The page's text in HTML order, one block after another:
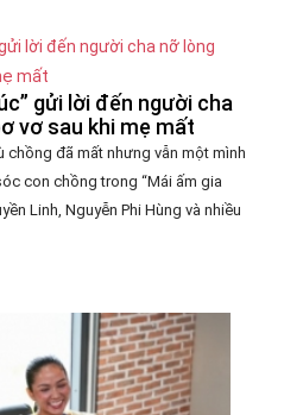
gửi lời đến người cha
vơ sau khi mẹ mất
chồng đã mất nhưng vẫn một mình
con chồng trong “Mái ấm gia
Linh, Nguyễn Phi Hùng và nhiều